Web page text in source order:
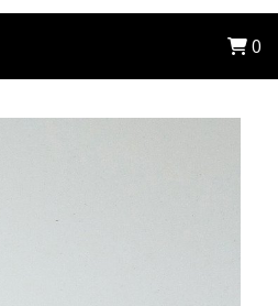
0